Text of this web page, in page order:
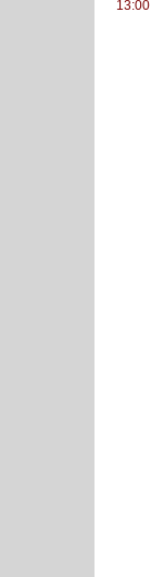
13:00